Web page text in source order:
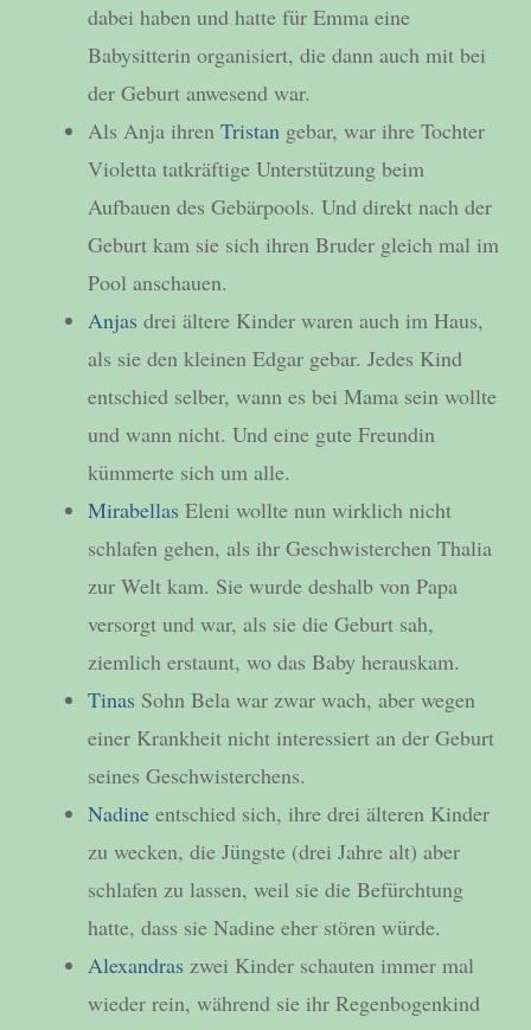
dabei haben und hatte für Emma eine
Babysitterin organisiert, die dann auch mit bei
der Geburt anwesend war.
Als Anja ihren Tristan gebar, war ihre Tochter
Violetta tatkräftige Unterstützung beim
Aufbauen des Gebärpools. Und direkt nach der
Geburt kam sie sich ihren Bruder gleich mal im
Pool anschauen.
Anjas drei ältere Kinder waren auch im Haus,
als sie den kleinen Edgar gebar. Jedes Kind
entschied selber, wann es bei Mama sein wollte
und wann nicht. Und eine gute Freundin
kümmerte sich um alle.
Mirabellas Eleni wollte nun wirklich nicht
schlafen gehen, als ihr Geschwisterchen Thalia
zur Welt kam. Sie wurde deshalb von Papa
versorgt und war, als sie die Geburt sah,
ziemlich erstaunt, wo das Baby herauskam.
Tinas Sohn Bela war zwar wach, aber wegen
einer Krankheit nicht interessiert an der Geburt
seines Geschwisterchens.
Nadine entschied sich, ihre drei älteren Kinder
zu wecken, die Jüngste (drei Jahre alt) aber
schlafen zu lassen, weil sie die Befürchtung
hatte, dass sie Nadine eher stören würde.
Alexandras zwei Kinder schauten immer mal
wieder rein, während sie ihr Regenbogenkind